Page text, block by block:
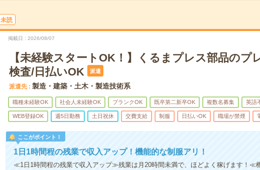
未読
掲載日 2026/08/07
【未経験スタートOK！】くるまプレス部品のプ
検査/日払いOK
派遣
派遣先 製造・建築・土木・製造技術系
職種未経験OK 社会人未経験OK ブランクOK 既卒第二新卒OK 複数名募集 英語
WEB登録OK 週5日勤務 土日祝休 交費支給 制服 日払いOK 職場が禁煙
ここがポイント！
1日1時間程の残業で収入アップ！機能的な制服アリ！
≪1日1時間程の残業で収入アップ≫残業は月20時間未満で、ほどよく稼げます！≪